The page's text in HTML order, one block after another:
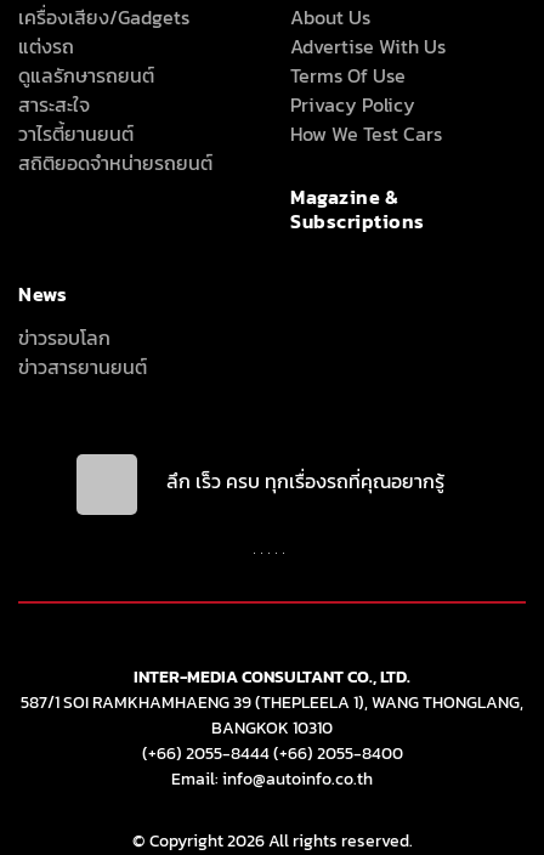
เครื่องเสียง/Gadgets
แต่งรถ
ดูแลรักษารถยนต์
สาระสะใจ
วาไรตี้ยานยนต์
สถิติยอดจำหน่ายรถยนต์
About Us
Advertise With Us
Terms Of Use
Privacy Policy
How We Test Cars
Magazine &
Subscriptions
News
ข่าวรอบโลก
ข่าวสารยานยนต์
ลึก เร็ว ครบ ทุกเรื่องรถที่คุณอยากรู้
INTER-MEDIA CONSULTANT CO., LTD.
587/1 SOI RAMKHAMHAENG 39 (THEPLEELA 1), WANG THONGLANG,
BANGKOK 10310
(+66) 2055-8444(+66) 2055-8400
Email: info@autoinfo.co.th
© Copyright 2026 All rights reserved.